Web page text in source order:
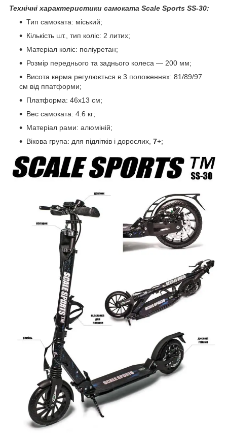
Технічні характеристики самоката Scale Sports SS-30:
Тип самоката: міський;
Кількість шт., тип коліс: 2 литих;
Матеріал коліс: поліуретан;
Розмір переднього та заднього колеса — 200 мм;
Висота керма регулюється в 3 положеннях: 81/89/97
см від ппатформи;
Платформа: 46х13 см;
Вес самоката: 4.6 кг;
Матеріал рами: алюміній;
Вікова група: для підлітків і дорослих, 7+;